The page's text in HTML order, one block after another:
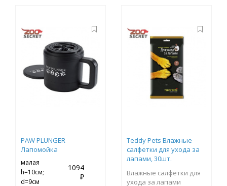
PAW PLUNGER
Лапомойка
малая
h=10см;
d=9см
1094
₽
Teddy Pets Влажные
салфетки для ухода за
лапами, 30шт.
Влажные салфетки для
ухода за лапами